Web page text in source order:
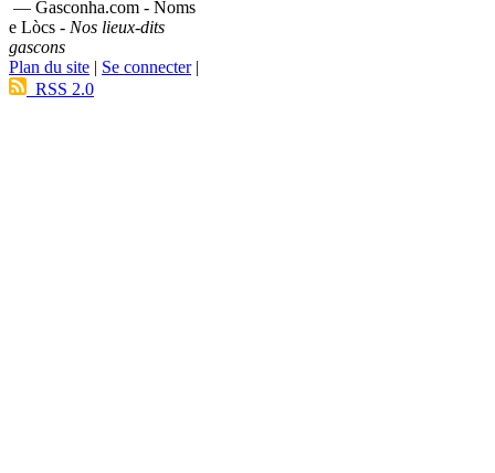
— Gasconha.com - Noms
e Lòcs - Nos lieux-dits
gascons
Plan du site | Se connecter|
RSS 2.0